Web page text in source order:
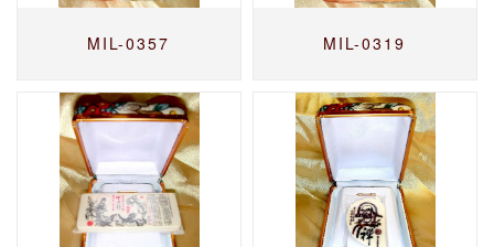
MIL-0357 MIL-0319